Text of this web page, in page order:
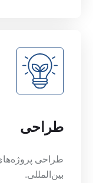
طراحی
طراحی
بین‌المللی.